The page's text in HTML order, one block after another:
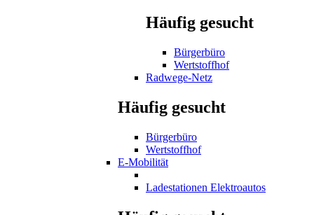
Häufig gesucht
Bürgerbüro
Wertstoffhof
Radwege-Netz
Häufig gesucht
Bürgerbüro
Wertstoffhof
E-Mobilität
Ladestationen Elektroautos